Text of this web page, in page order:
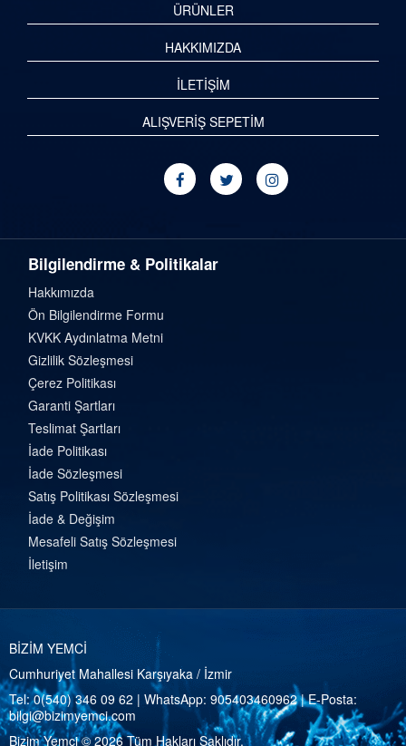
ÜRÜNLER
HAKKIMIZDA
İLETİŞİM
ALIŞVERİŞ SEPETİM
Bilgilendirme & Politikalar
Hakkımızda
Ön Bilgilendirme Formu
KVKK Aydınlatma Metni
Gizlilik Sözleşmesi
Çerez Politikası
Garanti Şartları
Teslimat Şartları
İade Politikası
İade Sözleşmesi
Satış Politikası Sözleşmesi
İade & Değişim
Mesafeli Satış Sözleşmesi
İletişim
BİZİM YEMCİ
Cumhuriyet Mahallesi Karşıyaka / İzmir
Tel:0(540) 346 09 62 | WhatsApp: 905403460962| E-Posta:
bilgi@bizimyemci.com
Bizim Yemci © 2026 Tüm Hakları Saklıdır.